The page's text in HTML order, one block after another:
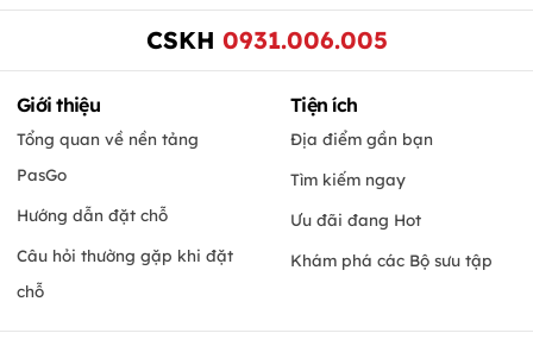
CSKH 0931.006.005
Giới thiệu
Tổng quan về nền tảng
PasGo
Hướng dẫn đặt chỗ
Câu hỏi thường gặp khi đặt
chỗ
Tiện ích
Địa điểm gần bạn
Tìm kiếm ngay
Ưu đãi đang Hot
Khám phá các Bộ sưu tập